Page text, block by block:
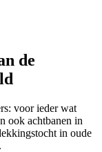
de
voor ieder wat
ook achtbanen in
in oude